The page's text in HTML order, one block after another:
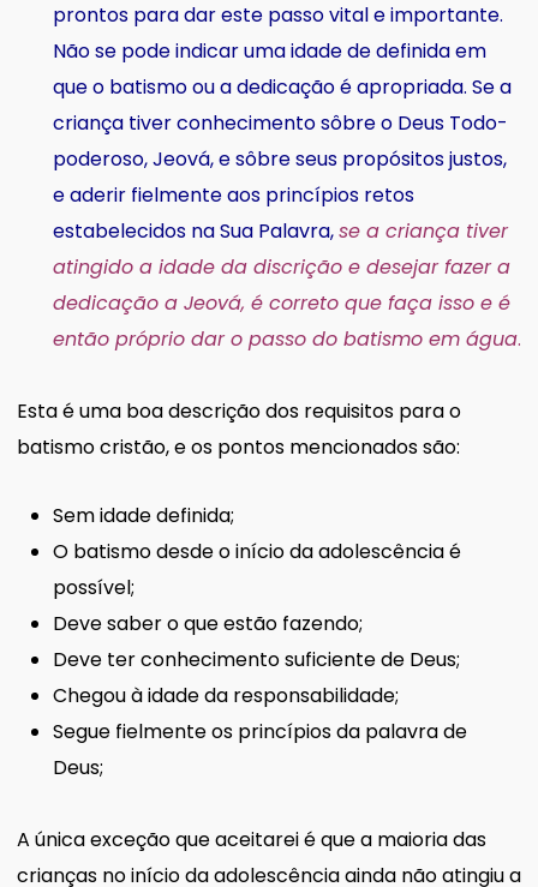
prontos para dar este passo vital e importante.
Não se pode indicar uma idade de definida em
que o batismo ou a dedicação é apropriada. Se a
criança tiver conhecimento sôbre o Deus Todo-
poderoso, Jeová, e sôbre seus propósitos justos,
e aderir fielmente aos princípios retos
estabelecidos na Sua Palavra,se a criança tiver
atingido a idade da discrição e desejar fazer a
dedicação a Jeová, é correto que faça isso e é
então próprio dar o passo do batismo em água.
Esta é uma boa descrição dos requisitos para o
batismo cristão, e os pontos mencionados são:
Sem idade definida;
O batismo desde o início da adolescência é
possível;
Deve saber o que estão fazendo;
Deve ter conhecimento suficiente de Deus;
Chegou à idade da responsabilidade;
Segue fielmente os princípios da palavra de
Deus;
A única exceção que aceitarei é que a maioria das
crianças no início da adolescência ainda não atingiu a